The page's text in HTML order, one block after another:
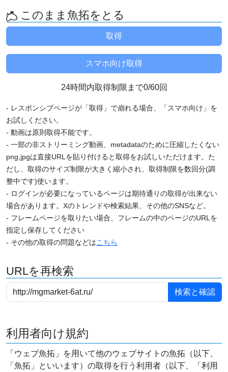
このまま魚拓をとる
24時間内取得制限まで0/60回
- レスポンシブページが「取得」で崩れる場合、「スマホ向け」を
お試しください。
- 動画は原則取得不能です。
- 一部の非ストリーミング動画、metadataのために圧縮したくない
png,jpgは直接URLを貼り付けると取得をお試しいただけます。た
だし、取得のサイズ制限が大きく縮小され、取得制限を数回分(調
整中です)使います。
- ログインが必要になっているページは期待通りの取得が出来ない
場合があります。Xのトレンドや検索結果、その他のSNSなど。
- フレームページを取りたい場合、フレームの中のページのURLを
指定し保存してください
- その他の取得の問題などはこちら
URLを再検索
利用者向け規約
「ウェブ魚拓」を用いて他のウェブサイトの魚拓（以下、
「魚拓」といいます）の取得を行う利用者（以下、「利用